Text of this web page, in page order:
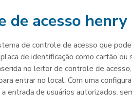
de acesso henry
de controle de acesso que
de identificação como cartão
no leitor de controle de
entrar no local. Com uma
entrada de usuários autorizados,